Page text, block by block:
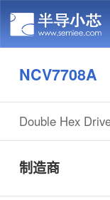
NCV7708A
Double Hex
制造商